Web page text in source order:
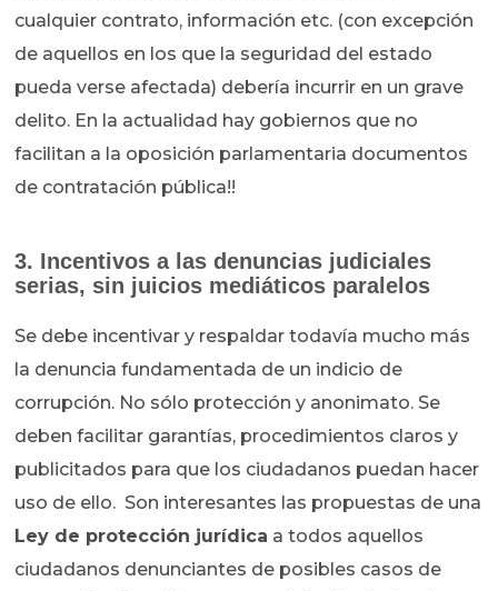
cualquier contrato, información etc. (con excepción
de aquellos en los que la seguridad del estado
pueda verse afectada) debería incurrir en un grave
delito. En la actualidad hay gobiernos que no
facilitan a la oposición parlamentaria documentos
de contratación pública!!
3. Incentivos a las denuncias judiciales
serias, sin juicios mediáticos paralelos
Se debe incentivar y respaldar todavía mucho más
la denuncia fundamentada de un indicio de
corrupción. No sólo protección y anonimato. Se
deben facilitar garantías, procedimientos claros y
publicitados para que los ciudadanos puedan hacer
uso de ello. Son interesantes las propuestas de una
Ley de protección jurídica a todos aquellos
ciudadanos denunciantes de posibles casos de